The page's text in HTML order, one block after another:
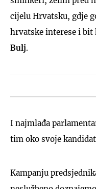
cijelu Hrvatsku, gdje
hrvatske interese i
Bulj.
I najmlađa
tim oko svoje
Kampanju